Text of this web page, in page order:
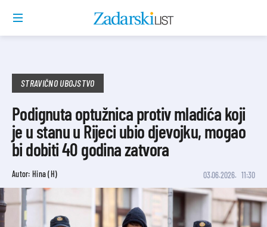
STRAVIČNO UBOJSTVO
Podignuta optužnica protiv mladića koji
je u stanu u Rijeci ubio djevojku, mogao
bi dobiti 40 godina zatvora
Autor: Hina (H) 03.06.2026. 11:30